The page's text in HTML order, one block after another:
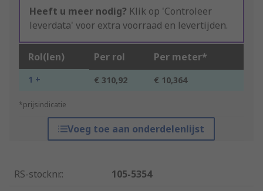
Heeft u meer nodig? Klik op 'Controleer
leverdata' voor extra voorraad en levertijden.
Rol(len) Per rol Per meter*
1 + € 310,92 € 10,364
*prijsindicatie
Voeg toe aan onderdelenlijst
RS-stocknr.:
105-5354